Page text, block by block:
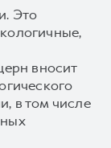
Это
вносит
в том числе